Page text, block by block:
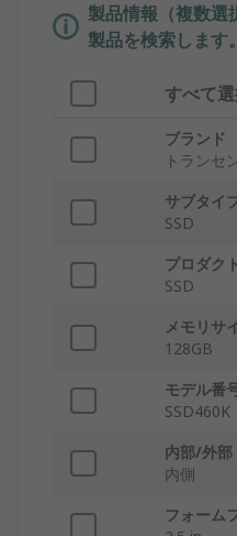
製品情報（複数選
製品を検索します。
すべて
ブランド
トランセ
サブタイ
SSD
プロダク
SSD
メモリサ
128GB
モデル番
SSD460K
内部/外部
内側
フォーム